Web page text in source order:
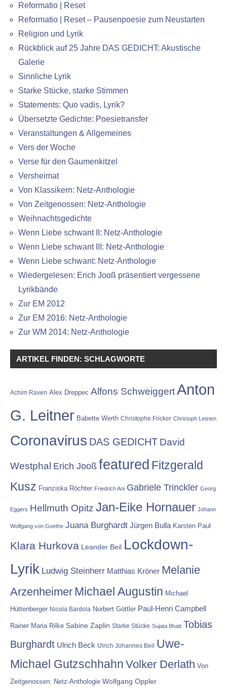
Reformatio | Reset
Reformatio | Reset – Pausenpoesie zum Neustarten
Religion und Lyrik
Rückblick auf 25 Jahre DAS GEDICHT: Akustische
Galerie
Sinnliche Lyrik
Starke Stücke, starke Stimmen
Statements: Quo vadis, Lyrik?
Übersetzte Gedichte: Poesietransfer
Veranstaltungen & Allgemeines
Vers der Woche
Verse für den Gaumenkitzel
Versheimat
Von Klassikern: Netz-Anthologie
Von Zeitgenossen: Netz-Anthologie
Weihnachtsgedichte
Wenn Liebe schwant II: Netz-Anthologie
Wenn Liebe schwant III: Netz-Anthologie
Wenn Liebe schwant: Netz-Anthologie
Wiedergelesen: Erich Jooß präsentiert vergessene
Lyrikbände
Zur EM 2012
Zur EM 2016: Netz-Anthologie
Zur WM 2014: Netz-Anthologie
ARTIKEL FINDEN: SCHLAGWORTE
Achim Raven Alex Dreppec Alfons SchweiggertAnton
G. Leitner Babette Werth Christophe Fricker Christoph Leisten
Coronavirus DAS GEDICHT David
Westphal Erich Jooß featured Fitzgerald
Kusz Franziska Röchter Friedrich Ani Gabriele Trinckler Georg
Eggers Hellmuth Opitz Jan-Eike Hornauer Johann
Wolfgang von Goethe Juana Burghardt Jürgen Bulla Karsten Paul
Klara Hurkova Leander Beil Lockdown-
Lyrik Ludwig Steinherr Matthias Kröner Melanie
Arzenheimer Michael Augustin Michael
Hüttenberger Nicola Bardola Norbert Göttler Paul-Henri Campbell
Rainer Maria Rilke Sabine Zaplin Starke Stücke Sujata Bhatt Tobias
Burghardt Ulrich Beck Ulrich Johannes Beil Uwe-
Michael Gutzschhahn Volker Derlath Von
Zeitgenossen: Netz-Anthologie Wolfgang Oppler